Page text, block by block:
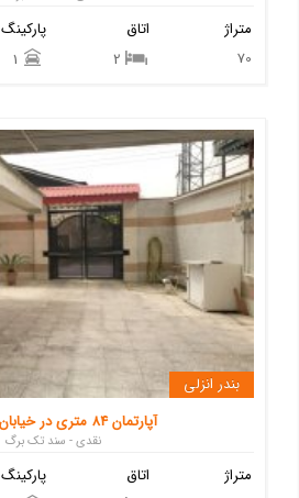
پارکینگ
اتاق
متراژ
70
بندر انزلی
آپارتمان 84 متری در خیابان رمضانی
نقدی - سند تک برگ
پارکینگ
اتاق
متراژ